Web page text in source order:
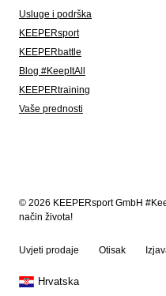
Usluge i podrška
KEEPERsport
KEEPERbattle
Blog #KeepItAll
KEEPERtraining
Vaše prednosti
© 2026 KEEPERsport GmbH
način života!
Uvjeti prodaje Otisak
Hrvatska